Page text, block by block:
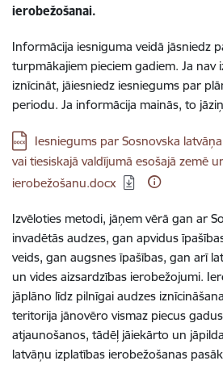
ierobežošanai.
Informācija iesniguma veidā jāsniedz
turpmākajiem pieciem gadiem. Ja nav
iznīcināt, jāiesniedz iesniegums par
periodu. Ja informācija mainās, to
Lejupielādēt:
Iesniegums par Sosnovska
vai tiesiskajā valdījumā esošajā zemē
ierobežošanu.docx
Izvēloties metodi, jāņem vērā gan ar
invadētās audzes, gan apvidus
veids, gan augsnes īpašības, gan arī
un vides aizsardzības ierobežojumi.
jāplāno līdz pilnīgai audzes
teritorija jānovēro vismaz piecus
atjaunošanos, tādēļ jāiekārto un
latvāņu izplatības ierobežošanas